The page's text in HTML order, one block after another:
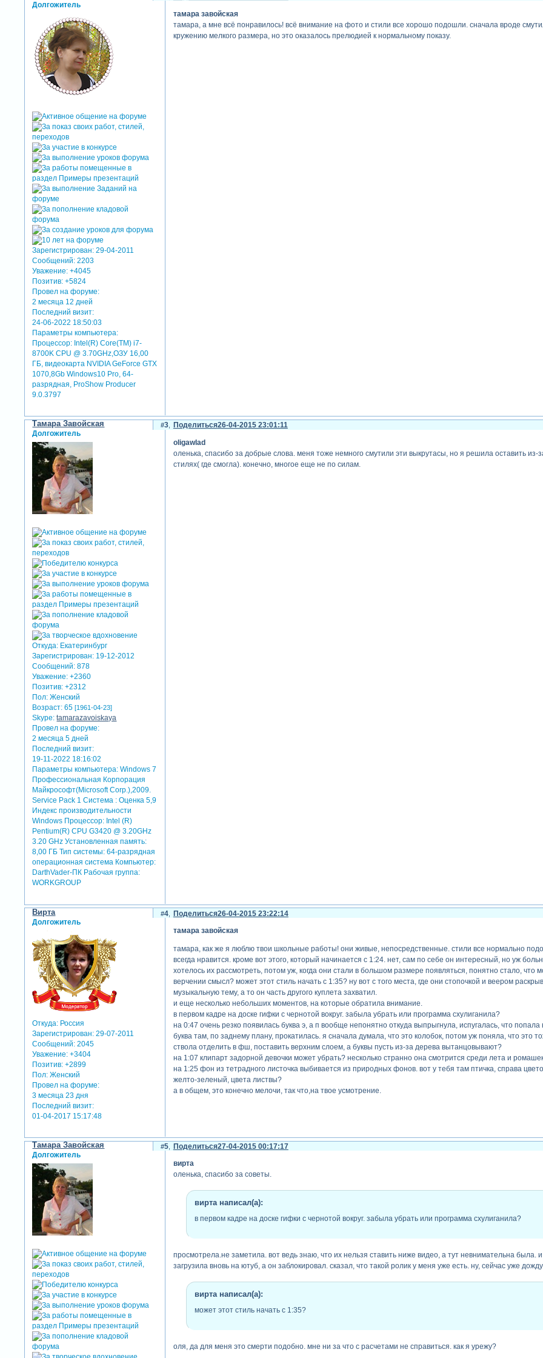
Долгожитель
Зарегистрирован: 29-04-2011
Сообщений: 2203
Уважение: +4045
Позитив: +5824
Провел на форуме:
2 месяца 12 дней
Последний визит:
24-06-2022 18:50:03
Параметры компьютера:
Процессор: Intel(R) Core(TM) i7-
8700K CPU @ 3.70GHz,ОЗУ 16,00
ГБ, видеокарта NVIDIA GeForce GTX
1070,8Gb Windows10 Pro, 64-
разрядная, ProShow Producer
9.0.3797
тамара завойская
тамара, а мне всё понравилось! всё внимание на фото и стили все хорошо подошли. сначала вроде
кружению мелкого размера, но это оказалось прелюдией к нормальному показу.
Поделиться
3 26-04-2015 23:01:11
Тамара Завойская
Долгожитель
Откуда: Екатеринбург
Зарегистрирован: 19-12-2012
Сообщений: 878
Уважение: +2360
Позитив: +2312
Пол: Женский
Возраст: 65[1961-04-23]
Skype: tamarazavoiskaya
Провел на форуме:
2 месяца 5 дней
Последний визит:
19-11-2022 18:16:02
Параметры компьютера: Windows 7
Профессиональная Корпорация
Майкрософт(Microsoft Corp.),2009.
Service Pack 1 Система : Оценка 5,9
Индекс производительности
Windows Процессор: Intel (R)
Pentium(R) CPU G3420 @ 3.20GHz
3.20 GHz Установленная память:
8,00 ГБ Тип системы: 64-разрядная
операционная система Компьютер:
DarthVader-ПК Рабочая группа:
WORKGROUP
oligawlad
оленька, спасибо за добрые слова. меня тоже немного смутили эти выкрутасы, но я решила оставить из-
стилях( где смогла). конечно, многое еще не по силам.
Поделиться
4 26-04-2015 23:22:14
Вирта
Долгожитель
Откуда: Россия
Зарегистрирован: 29-07-2011
Сообщений: 2045
Уважение: +3404
Позитив: +2899
Пол: Женский
Провел на форуме:
3 месяца 23 дня
Последний визит:
01-04-2017 15:17:48
тамара завойская
тамара, как же я люблю твои школьные работы! они живые, непосредственные. стили все нормально
всегда нравится. кроме вот этого, который начинается с 1:24. нет, сам по себе он интересный, но уж
хотелось их рассмотреть, потом уж, когда они стали в большом размере появляться, понятно стало, что
верчении смысл? может этот стиль начать с 1:35? ну вот с того места, где они стопочкой и веером
музыкальную тему, а то он часть другого куплета захватил.
и еще несколько небольших моментов, на которые обратила внимание.
в первом кадре на доске гифки с чернотой вокруг. забыла убрать или программа схулиганила?
на 0:47 очень резко появилась буква э, а п вообще непонятно откуда выпрыгнула, испугалась, что
буква там, по заднему плану, прокатилась. я сначала думала, что это колобок, потом уж поняла, что это
ствола отделить в фш, поставить верхним слоем, а буквы пусть из-за дерева вытанцовывают?
на 1:07 клипарт задорной девочки может убрать? несколько странно она смотрится среди лета и
на 1:25 фон из тетрадного листочка выбивается из природных фонов. вот у тебя там птичка, справа
желто-зеленый, цвета листвы?
а в общем, это конечно мелочи, так что,на твое усмотрение.
Поделиться
5 27-04-2015 00:17:17
Тамара Завойская
Долгожитель
вирта
оленька, спасибо за советы.
вирта написал(а):
в первом кадре на доске гифки с чернотой вокруг. забыла убрать или программа схулиганила?
просмотрела.не заметила. вот ведь знаю, что их нельзя ставить ниже видео, а тут невнимательна
загрузила вновь на ютуб, а он заблокировал. сказал, что такой ролик у меня уже есть. ну, сейчас уже
вирта написал(а):
может этот стиль начать с 1:35?
оля, да для меня это смерти подобно. мне ни за что с расчетами не справиться. как я урежу?